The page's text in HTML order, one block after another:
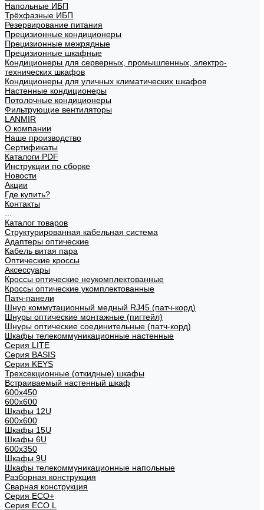
Напольные ИБП
Трёхфазные ИБП
Резервирование питания
Прецизионные кондиционеры
Прецизионные межрядные
Прецизионные шкафные
Кондиционеры для серверных, промышленных, электро-
технических шкафов
Кондиционеры для уличных климатических шкафов
Настенные кондиционеры
Потолочные кондиционеры
Фильтрующие вентиляторы
LANMIR
О компании
Наше производство
Сертификаты
Каталоги PDF
Инструкции по сборке
Новости
Акции
Где купить?
Контакты
Каталог товаров
Структурированная кабельная система
Адаптеры оптические
Кабель витая пара
Оптические кроссы
Аксессуары
Кроссы оптические неукомплектованные
Кроссы оптические укомплектованные
Патч-панели
Шнур коммутационный медный RJ45 (патч-корд)
Шнуры оптические монтажные (пигтейл)
Шнуры оптические соединительные (патч-корд)
Шкафы телекоммуникационные настенные
Cерия LITE
Cерия BASIS
Cерия KEYS
Трехсекционные (откидные) шкафы
Встраиваемый настенный шкаф
600x450
600x600
Шкафы 12U
600x600
Шкафы 15U
Шкафы 6U
600x350
Шкафы 9U
Шкафы телекоммуникационные напольные
Разборная конструкция
Сварная конструкция
Серия ECO+
Серия ECO L